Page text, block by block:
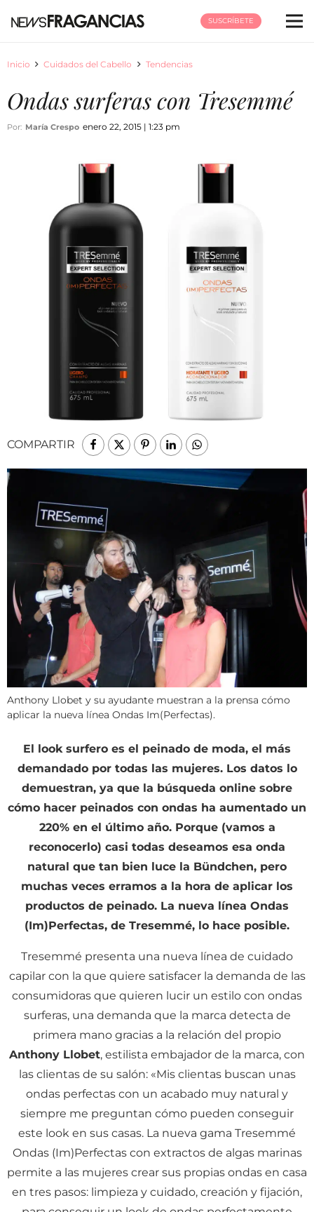
SUSCRÍBETE
Inicio Cuidados del Cabello Tendencias
Ondas surferas con Tresemmé
Por: María Crespo enero 22, 2015 | 1:23 pm
COMPARTIR
Anthony Llobet y su ayudante muestran a la prensa cómo
aplicar la nueva línea Ondas Im(Perfectas).
El look surfero es el peinado de moda, el más
demandado por todas las mujeres. Los datos lo
demuestran, ya que la búsqueda online sobre
cómo hacer peinados con ondas ha aumentado un
220% en el último año. Porque (vamos a
reconocerlo) casi todas deseamos esa onda
natural que tan bien luce la Bündchen, pero
muchas veces erramos a la hora de aplicar los
productos de peinado. La nueva línea Ondas
(Im)Perfectas, de Tresemmé, lo hace posible.
Tresemmé presenta una nueva línea de cuidado
capilar con la que quiere satisfacer la demanda de las
consumidoras que quieren lucir un estilo con ondas
surferas, una demanda que la marca detecta de
primera mano gracias a la relación del propio
Anthony Llobet, estilista embajador de la marca, con
las clientas de su salón: «Mis clientas buscan unas
ondas perfectas con un acabado muy natural y
siempre me preguntan cómo pueden conseguir
este look en sus casas. La nueva gama Tresemmé
Ondas (Im)Perfectas con extractos de algas marinas
permite a las mujeres crear sus propias ondas en casa
en tres pasos: limpieza y cuidado, creación y fijación,